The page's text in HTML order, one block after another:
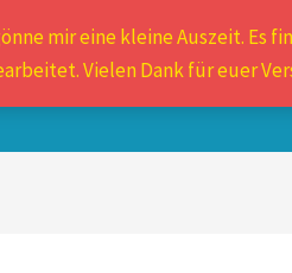
mir eine kleine Auszeit. Es
Vielen Dank für euer
diverse